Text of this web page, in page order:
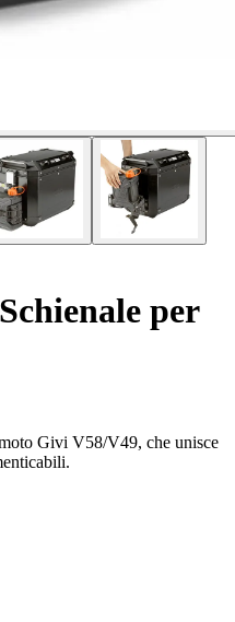
Schienale per
Givi V58/V49, che unisce